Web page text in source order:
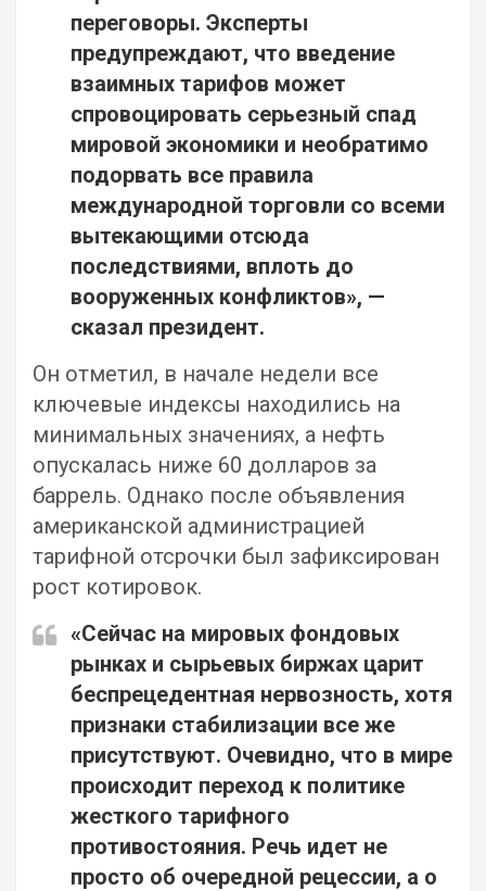
переговоры. Эксперты
предупреждают, что введение
взаимных тарифов может
спровоцировать серьезный спад
мировой экономики и необратимо
подорвать все правила
международной торговли со всеми
вытекающими отсюда
последствиями, вплоть до
вооруженных конфликтов», —
сказал президент.
Он отметил, в начале недели все
ключевые индексы находились на
минимальных значениях, а нефть
опускалась ниже 60 долларов за
баррель. Однако после объявления
американской администрацией
тарифной отсрочки был зафиксирован
рост котировок.
«Сейчас на мировых фондовых
рынках и сырьевых биржах царит
беспрецедентная нервозность, хотя
признаки стабилизации все же
присутствуют. Очевидно, что в мире
происходит переход к политике
жесткого тарифного
противостояния. Речь идет не
просто об очередной рецессии, а о